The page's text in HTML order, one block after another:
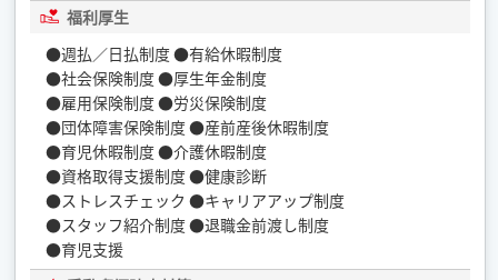
福利厚生
●週払／日払制度 ●有給休暇制度
●社会保険制度 ●厚生年金制度
●雇用保険制度 ●労災保険制度
●団体障害保険制度 ●産前産後休暇制度
●育児休暇制度 ●介護休暇制度
●資格取得支援制度 ●健康診断
●ストレスチェック ●キャリアアップ制度
●スタッフ紹介制度 ●退職金前渡し制度
●育児支援